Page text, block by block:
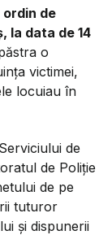
ordin de
la data de 14
o
victimei,
locuiau în
de
de Poliție
de pe
tuturor
și dispunerii